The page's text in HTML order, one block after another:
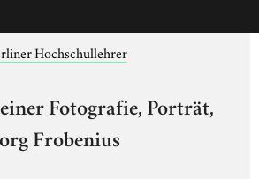
Hochschullehrer
Fotografie, Porträt,
Frobenius